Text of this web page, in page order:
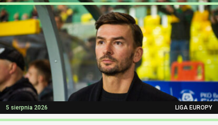
5 sierpnia 2026 LIGA EUROPY